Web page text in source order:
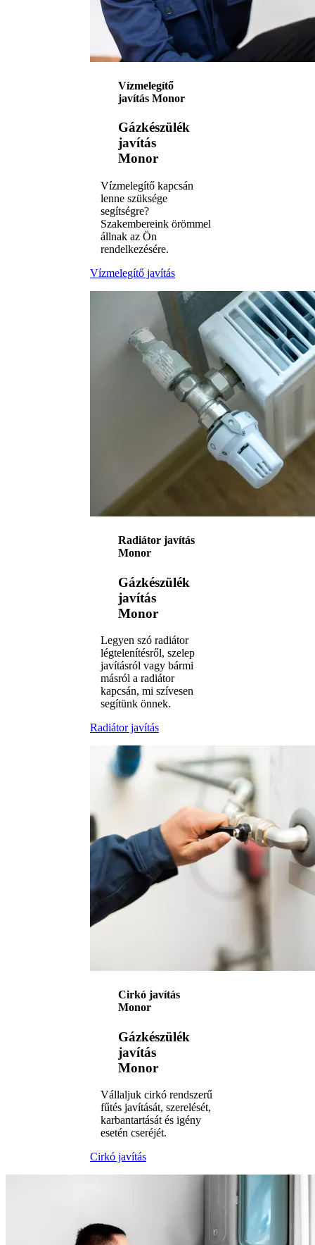
Vízmelegítő
javítás Monor
Gázkészülék
javítás
Monor
Vízmelegítő kapcsán
lenne szüksége
segítségre?
Szakembereink örömmel
állnak az Ön
rendelkezésére.
Vízmelegítő javítás
Radiátor javítás
Monor
Gázkészülék
javítás
Monor
Legyen szó radiátor
légtelenítésről, szelep
javításról vagy bármi
másról a radiátor
kapcsán, mi szívesen
segítünk önnek.
Radiátor javítás
Cirkó javítás
Monor
Gázkészülék
javítás
Monor
Vállaljuk cirkó rendszerű
fűtés javítását, szerelését,
karbantartását és igény
esetén cseréjét.
Cirkó javítás